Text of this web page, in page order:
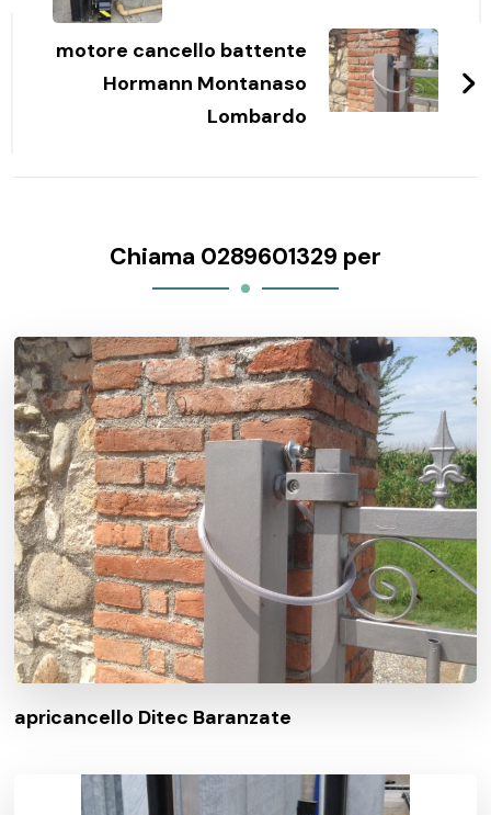
motore cancello battente
Hormann Montanaso
Lombardo
Chiama 0289601329 per
apricancello Ditec Baranzate